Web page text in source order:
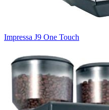
Impressa J9 One Touch